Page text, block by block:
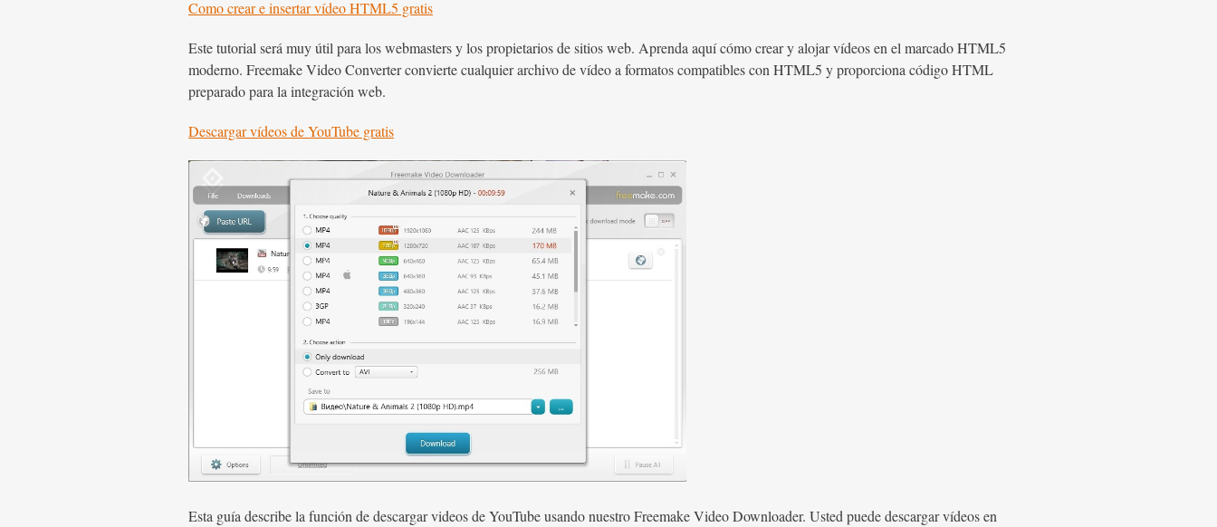
Como crear e insertar vídeo HTML5 gratis
Este tutorial será muy útil para los webmasters y los propietarios de sitios web. Aprenda aquí cómo crear y alojar vídeos en el marcado HTML5
moderno. Freemake Video Converter convierte cualquier archivo de vídeo a formatos compatibles con HTML5 y proporciona código HTML
preparado para la integración web.
Descargar vídeos de YouTube gratis
Esta guía describe la función de descargar videos de YouTube usando nuestro Freemake Video Downloader. Usted puede descargar vídeos en